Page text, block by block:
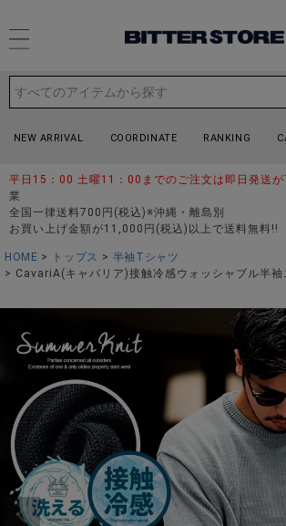
NEW ARRIVAL COORDINATE RANKING
平日15：00 土曜11：00までのご注文は即日発送が
業
全国一律送料700円(税込)※沖縄・離島別
お買い上げ金額が11,000円(税込)以上で送料無料!!
HOME トップス
半袖Tシャツ
CavariA(キャバリア)接触冷感ウォッシャブル半